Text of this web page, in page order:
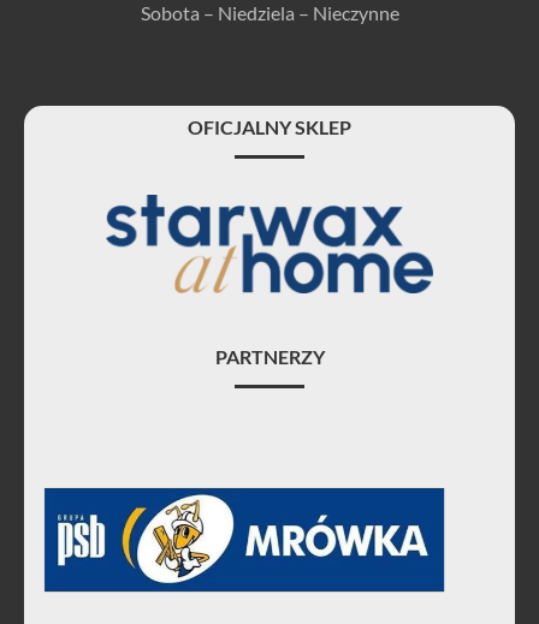
Sobota – Niedziela – Nieczynne
OFICJALNY SKLEP
PARTNERZY